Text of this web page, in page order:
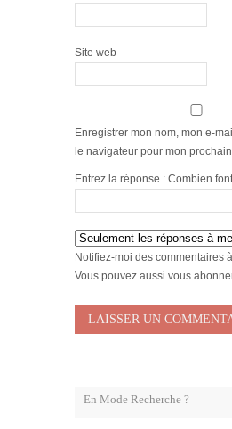
Site web
Enregistrer mon nom, mon e-
le navigateur pour mon
Entrez la réponse : Combien
Notifiez-moi des commentaires
Vous pouvez aussi vous